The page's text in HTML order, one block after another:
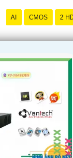
AI CMOS 2